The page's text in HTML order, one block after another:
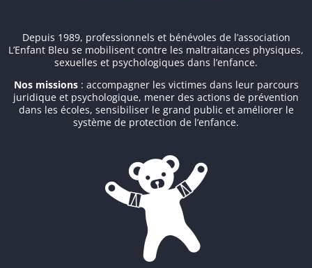
Depuis 1989, professionnels et bénévoles de l’association
L’Enfant Bleu se mobilisent contre les maltraitances physiques,
sexuelles et psychologiques dans l’enfance.
Nos missions: accompagner les victimes dans leur parcours
juridique et psychologique, mener des actions de prévention
dans les écoles, sensibiliser le grand public et améliorer le
système de protection de l’enfance.